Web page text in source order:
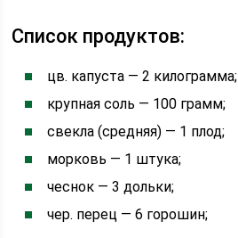
Список продуктов:
цв. капуста — 2 килограмма;
крупная соль — 100 грамм;
свекла (средняя) — 1 плод;
морковь — 1 штука;
чеснок — 3 дольки;
чер. перец — 6 горошин;